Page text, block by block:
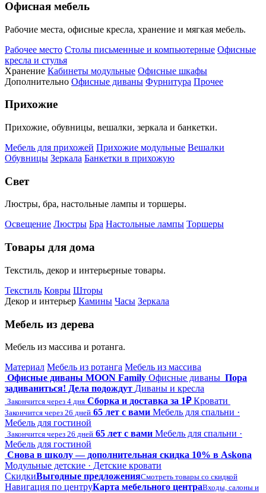
Офисная мебель
Рабочие места, офисные кресла, хранение и мягкая мебель.
Рабочее место Столы письменные и компьютерные Офисные
кресла и стулья
Хранение Кабинеты модульные Офисные шкафы
Дополнительно Офисные диваны Фурнитура Прочее
Прихожие
Прихожие, обувницы, вешалки, зеркала и банкетки.
Мебель для прихожей Прихожие модульные Вешалки
Обувницы Зеркала Банкетки в прихожую
Свет
Люстры, бра, настольные лампы и торшеры.
Освещение Люстры Бра Настольные лампы Торшеры
Товары для дома
Текстиль, декор и интерьерные товары.
Текстиль Ковры Шторы
Декор и интерьер Камины Часы Зеркала
Мебель из дерева
Мебель из массива и ротанга.
Материал Мебель из ротанга Мебель из массива
Офисные диваны MOON Family Офисные диваны Пора
задиваниться! Дела подождут Диваны и кресла
Закончится через 4 дня Сборка и доставка за 1₽ Кровати
Закончится через 26 дней 65 лет с вами Мебель для спальни ·
Мебель для гостиной
Закончится через 26 дней 65 лет с вами Мебель для спальни ·
Мебель для гостиной
Снова в школу — дополнительная скидка 10% в Askona
Модульные детские · Детские кровати
СкидкиВыгодные предложенияСмотреть товары со скидкой
Навигация по центруКарта мебельного центраВходы, салоны и